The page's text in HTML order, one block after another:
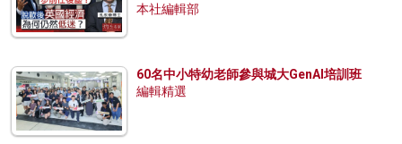
本社編輯部
60名中小特幼老師參與城大GenAI培訓班
編輯精選